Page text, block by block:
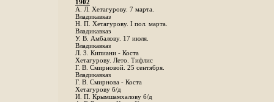
1902
А. Л. Хетагурову. 7 марта.
Владикавказ
Н. П. Хетагурову. I пол. марта.
Владикавказ
У. В. Амбалову. 17 июля.
Владикавказ
Л. 3. Кипиани - Коста
Хетагурову. Лето. Тифлис
Г. В. Смирновой. 25 сентября.
Владикавказ
Г. В. Смирнова - Коста
Хетагурову б/д
И. П. Крымшамхалову б/д